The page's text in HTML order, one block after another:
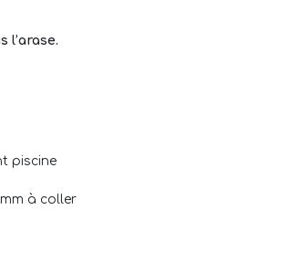
l’arase.
piscine
à coller